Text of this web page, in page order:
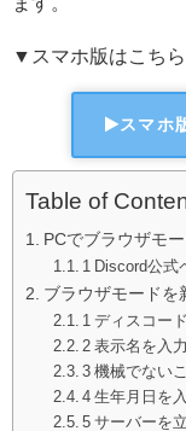
▼スマホ版はこちら
スマホ
Table of
PCでブラウザモ
1 Discord公式
ブラウザモードを
1 ディスコー
2 表示名を入
3 機械でない
4 生年月日を
5 サーバーを